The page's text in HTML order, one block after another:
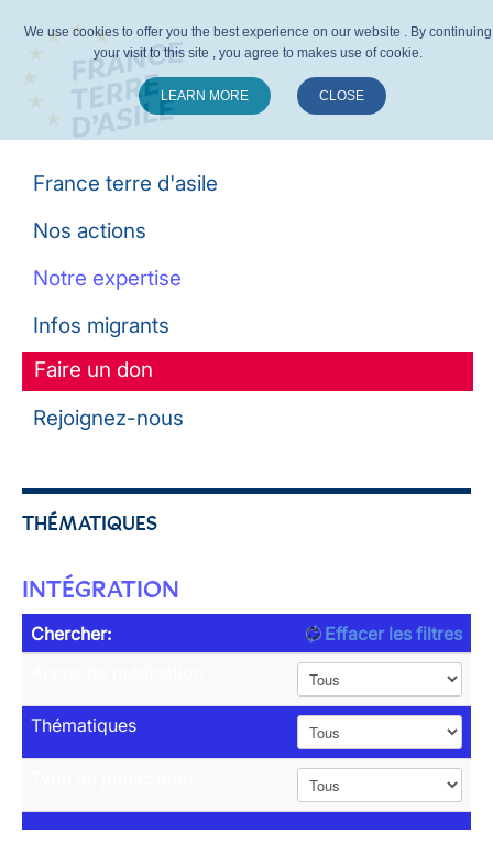
France terre d'asile
Nos actions
Notre expertise
Infos migrants
Faire un don
Rejoignez-nous
THÉMATIQUES
INTÉGRATION
Chercher:
Effacer les filtres
Thématiques
We use cookies to offer you the best experience on our website . By continuing
your visit to this site , you agree to makes use of cookie.
LEARN MORE CLOSE